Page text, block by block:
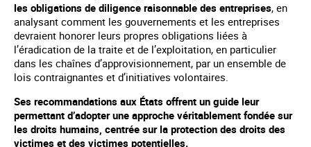
les obligations de diligence raisonnable des entreprises, en
analysant comment les gouvernements et les entreprises
devraient honorer leurs propres obligations liées à
l’éradication de la traite et de l’exploitation, en particulier
dans les chaînes d’approvisionnement, par un ensemble de
lois contraignantes et d’initiatives volontaires.
Ses recommandations aux États offrent un guide leur
permettant d’adopter une approche véritablement fondée sur
les droits humains, centrée sur la protection des droits des
victimes et des victimes potentielles.